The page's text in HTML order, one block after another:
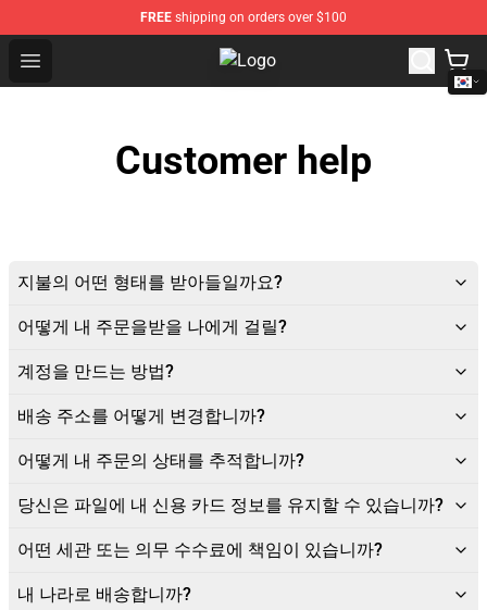
FREE shipping on orders over $100
Open menu J Balvin Store - Official J Balvin
Customer help
지불의 어떤 형태를 받아들일까요?
어떻게 내 주문을받을 나에게 걸릴?
계정을 만드는 방법?
배송 주소를 어떻게 변경합니까?
어떻게 내 주문의 상태를 추적합니까?
당신은 파일에 내 신용 카드 정보를 유지할 수 있습니까?
어떤 세관 또는 의무 수수료에 책임이 있습니까?
내 나라로 배송합니까?